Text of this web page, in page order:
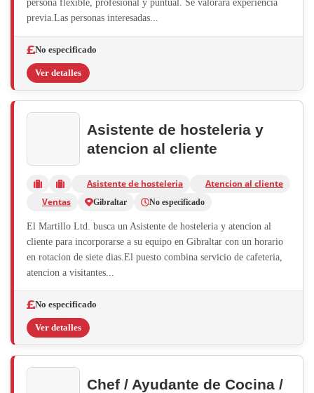
persona flexible, profesional y puntual. Se valorara experiencia
previa.Las personas interesadas...
No especificado
Ver detalles
Asistente de hosteleria y
atencion al cliente
Asistente de hosteleria
Atencion al cliente
Ventas
Gibraltar No especificado
El Martillo Ltd. busca un Asistente de hosteleria y atencion al
cliente para incorporarse a su equipo en Gibraltar con un horario
en rotacion de siete dias.El puesto combina servicio de cafeteria,
atencion a visitantes...
No especificado
Ver detalles
Chef / Ayudante de Cocina /